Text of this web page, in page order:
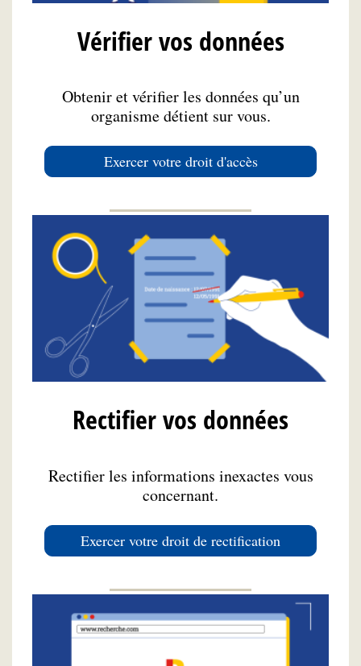
Vérifier vos données
Obtenir et vérifier les données qu’un
organisme détient sur vous.
Exercer votre droit d'accès
Rectifier vos données
Rectifier les informations inexactes vous
concernant.
Exercer votre droit de rectification